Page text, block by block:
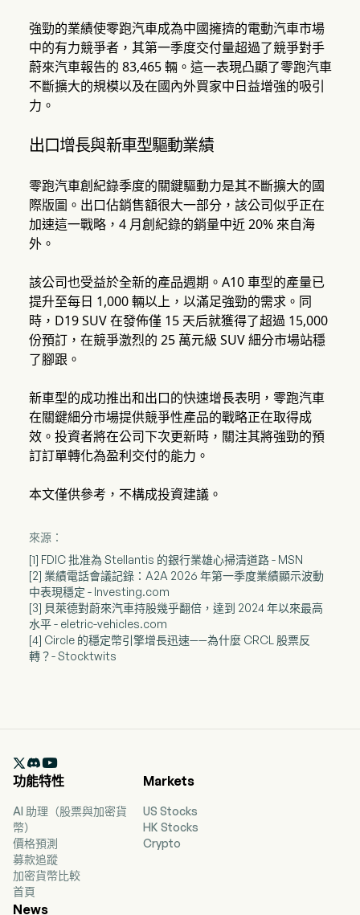
強勁的業績使零跑汽車成為中國擁擠的電動汽車市場
中的有力競爭者，其第一季度交付量超過了競爭對手
蔚來汽車報告的 83,465 輛。這一表現凸顯了零跑汽車
不斷擴大的規模以及在國內外買家中日益增強的吸引
力。
出口增長與新車型驅動業績
零跑汽車創紀錄季度的關鍵驅動力是其不斷擴大的國
際版圖。出口佔銷售額很大一部分，該公司似乎正在
加速這一戰略，4 月創紀錄的銷量中近 20% 來自海
外。
該公司也受益於全新的產品週期。A10 車型的產量已
提升至每日 1,000 輛以上，以滿足強勁的需求。同
時，D19 SUV 在發佈僅 15 天后就獲得了超過 15,000
份預訂，在競爭激烈的 25 萬元級 SUV 細分市場站穩
了腳跟。
新車型的成功推出和出口的快速增長表明，零跑汽車
在關鍵細分市場提供競爭性產品的戰略正在取得成
效。投資者將在公司下次更新時，關注其將強勁的預
訂訂單轉化為盈利交付的能力。
本文僅供參考，不構成投資建議。
來源：
[1] FDIC 批准為 Stellantis 的銀行業雄心掃清道路 - MSN
[2] 業績電話會議記錄：A2A 2026 年第一季度業績顯示波動
中表現穩定 - Investing.com
[3] 貝萊德對蔚來汽車持股幾乎翻倍，達到 2024 年以來最高
水平 - eletric-vehicles.com
[4] Circle 的穩定幣引擎增長迅速——為什麼 CRCL 股票反
轉？- Stocktwits

功能特性
AI 助理（股票與加密貨
幣）
價格預測
募款追蹤
加密貨幣比較
首頁
Markets
US Stocks
HK Stocks
Crypto
News